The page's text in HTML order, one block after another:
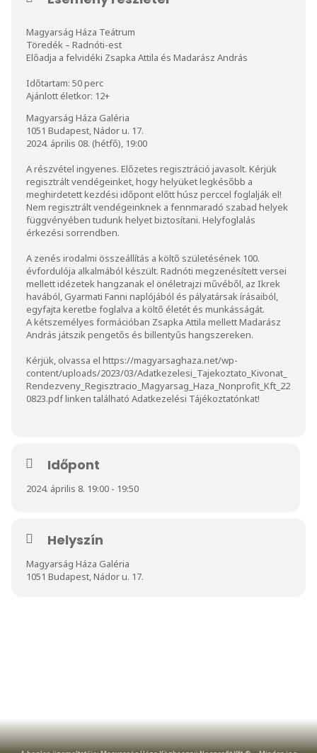
Magyarság Háza Teátrum
Töredék – Radnóti-est
Előadja a felvidéki Zsapka Attila és Madarász András
Időtartam: 50 perc
Ajánlott életkor: 12+
Magyarság Háza Galéria
1051 Budapest, Nádor u. 17.
2024. április 08. (hétfő), 19:00
A részvétel ingyenes. Előzetes regisztráció javasolt. Kérjük
regisztrált vendégeinket, hogy helyüket legkésőbb a
meghirdetett kezdési időpont előtt húsz perccel foglalják el!
Nem regisztrált vendégeinknek a fennmaradó szabad helyek
függvényében tudunk helyet biztosítani. Helyfoglalás
érkezési sorrendben.
A zenés irodalmi összeállítás a költő születésének 100.
évfordulója alkalmából készült. Radnóti megzenésített versei
mellett idézetek hangzanak el önéletrajzi művéből, az Ikrek
havából, Gyarmati Fanni naplójából és pályatársak írásaiból,
egyfajta keretbe foglalva a költő életét és munkásságát.
A kétszemélyes formációban Zsapka Attila mellett Madarász
András játszik pengetős és billentyűs hangszereken.
Kérjük, olvassa el https://magyarsaghaza.net/wp-
content/uploads/2023/03/Adatkezelesi_Tajekoztato_Kivonat_
Rendezveny_Regisztracio_Magyarsag_Haza_Nonprofit_Kft_22
0823.pdflinken található Adatkezelési Tájékoztatónkat!
Időpont
2024. április 8. 19:00 - 19:50
Helyszín
Magyarság Háza Galéria
1051 Budapest, Nádor u. 17.